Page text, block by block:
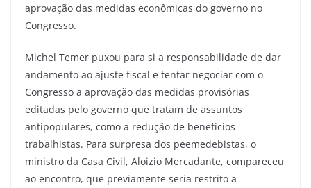
aprovação das medidas econômicas do governo no
Congresso.
Michel Temer puxou para si a responsabilidade de dar
andamento ao ajuste fiscal e tentar negociar com o
Congresso a aprovação das medidas provisórias
editadas pelo governo que tratam de assuntos
antipopulares, como a redução de benefícios
trabalhistas. Para surpresa dos peemedebistas, o
ministro da Casa Civil, Aloizio Mercadante, compareceu
ao encontro, que previamente seria restrito a